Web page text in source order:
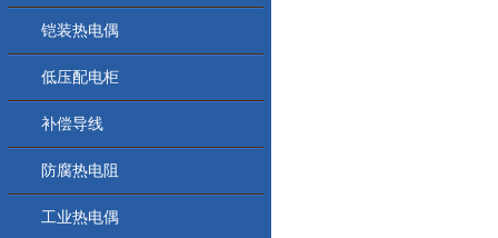
铠装热电偶
低压配电柜
补偿导线
防腐热电阻
工业热电偶